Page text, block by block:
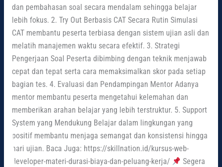
dan pembahasan soal secara mendalam sehingga belajar
lebih fokus. 2. Try Out Berbasis CAT Secara Rutin Simulasi
CAT membantu peserta terbiasa dengan sistem ujian asli dan
melatih manajemen waktu secara efektif. 3. Strategi
Pengerjaan Soal Peserta dibimbing dengan teknik menjawab
cepat dan tepat serta cara memaksimalkan skor pada setiap
bagian tes. 4. Evaluasi dan Pendampingan Mentor Adanya
mentor membantu peserta mengetahui kelemahan dan
memberikan arahan belajar yang lebih terstruktur. 5. Support
System yang Mendukung Belajar dalam lingkungan yang
positif membantu menjaga semangat dan konsistensi hingga
hari ujian. Baca Juga: https://skillnation.id/kursus-web-
developer-materi-durasi-biaya-dan-peluang-kerja/
Segera